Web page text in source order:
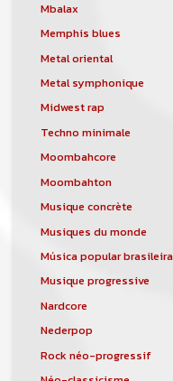
Mbalax
Memphis blues
Metal oriental
Metal symphonique
Midwest rap
Techno minimale
Moombahcore
Moombahton
Musique concrète
Musiques du monde
Música popular brasileira
Musique progressive
Nardcore
Nederpop
Rock néo-progressif